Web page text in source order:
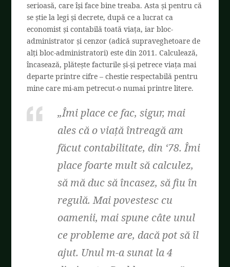
serioasă, care își face bine treaba. Asta și pentru că
se știe la legi și decrete, după ce a lucrat ca
economist și contabilă toată viața, iar bloc-
administrator și cenzor (adică supraveghetoare de
alți bloc-administratori) este din 2011. Calculează,
încasează, plătește facturile și-și petrece viața mai
departe printre cifre – chestie respectabilă pentru
mine care mi-am petrecut-o numai printre litere.
„Îmi place ce fac, sigur, mai
ales că o viață întreagă am
făcut contabilitate, din ‘78. Îmi
place foarte mult să calculez,
să mă duc să încasez,să fiu în
regulă. Mai povestesc cu
oamenii, mai spune câte unul
ce probleme are, dacă pot să îl
ajut. Unul m-a sunat la 4